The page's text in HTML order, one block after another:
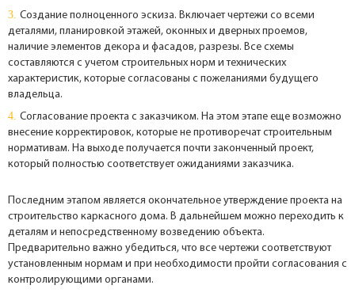
Создание полноценного эскиза. Включает чертежи со всеми
деталями, планировкой этажей, оконных и дверных проемов,
наличие элементов декора и фасадов, разрезы. Все схемы
составляются с учетом строительных норм и технических
характеристик, которые согласованы с пожеланиями будущего
владельца.
Согласование проекта с заказчиком. На этом этапе еще возможно
внесение корректировок, которые не противоречат строительным
нормативам. На выходе получается почти законченный проект,
который полностью соответствует ожиданиями заказчика.
Последним этапом является окончательное утверждение проекта на
строительство каркасного дома. В дальнейшем можно переходить к
деталям и непосредственному возведению объекта.
Предварительно важно убедиться, что все чертежи соответствуют
установленным нормам и при необходимости пройти согласования с
контролирующими органами.